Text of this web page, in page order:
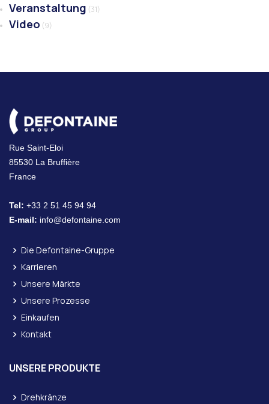
Veranstaltung (31)
Video (9)
Rue Saint-Eloi
85530 La Bruffière
France
Tel: +33 2 51 45 94 94
E-mail: info@defontaine.com
Die Defontaine-Gruppe
Karrieren
Unsere Märkte
Unsere Prozesse
Einkaufen
Kontakt
UNSERE PRODUKTE
Drehkränze